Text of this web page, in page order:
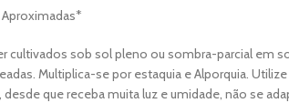
cultivados sob sol pleno ou sombra-parcial em
Multiplica-se por estaquia e Alporquia.
desde que receba muita luz e umidade, não se